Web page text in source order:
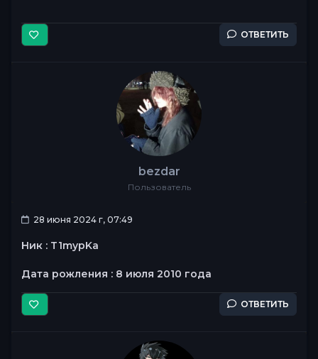
ОТВЕТИТЬ
bezdar
Пользователь
28 июня 2024 г, 07:49
Ник : T1mypKa
Дата рожления : 8 июля 2010 года
ОТВЕТИТЬ